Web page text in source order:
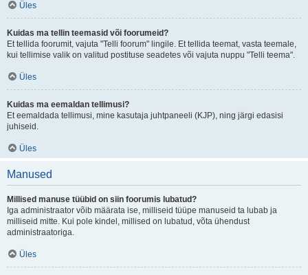
Üles
Kuidas ma tellin teemasid või foorumeid?
Et tellida foorumit, vajuta "Telli foorum" lingile. Et tellida teemat, vasta teemale,
kui tellimise valik on valitud postituse seadetes või vajuta nuppu "Telli teema".
Üles
Kuidas ma eemaldan tellimusi?
Et eemaldada tellimusi, mine kasutaja juhtpaneeli (KJP), ning järgi edasisi
juhiseid.
Üles
Manused
Millised manuse tüübid on siin foorumis lubatud?
Iga administraator võib määrata ise, milliseid tüüpe manuseid ta lubab ja
milliseid mitte. Kui pole kindel, millised on lubatud, võta ühendust
administraatoriga.
Üles